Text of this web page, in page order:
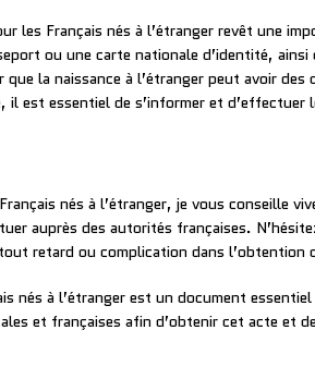
les Français nés à l’étranger revêt une
ou une carte nationale d’identité,
la naissance à l’étranger peut avoir
est essentiel de s’informer et d’effectuer
nés à l’étranger, je vous conseille
auprès des autorités françaises.
retard ou complication dans l’obtention
nés à l’étranger est un document
et françaises afin d’obtenir cet acte et